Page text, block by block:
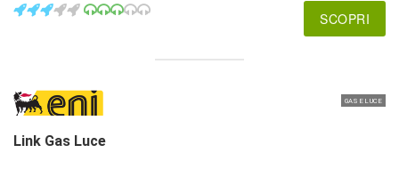
SCOPRI
GAS E LUCE
Link Gas Luce